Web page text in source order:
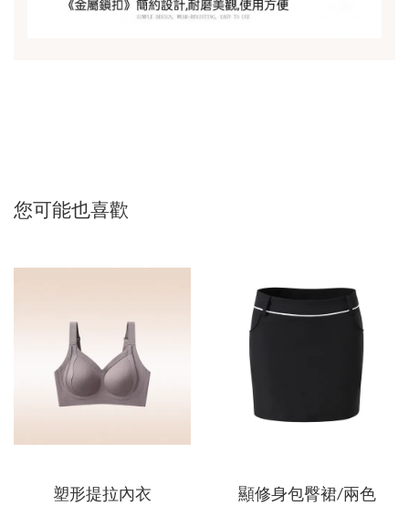
您可能也喜歡
塑形提拉內衣 顯修身包臀裙/兩色